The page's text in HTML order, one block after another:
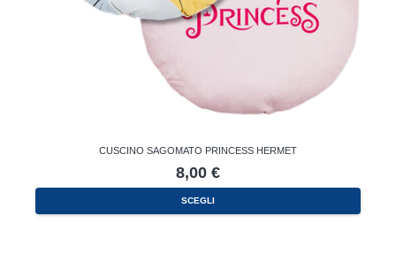
CUSCINO SAGOMATO PRINCESS HERMET
8,00 €
SCEGLI